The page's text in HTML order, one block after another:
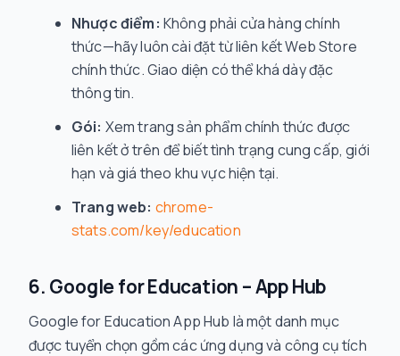
Nhược điểm: Không phải cửa hàng chính
thức—hãy luôn cài đặt từ liên kết Web Store
chính thức. Giao diện có thể khá dày đặc
thông tin.
Gói: Xem trang sản phẩm chính thức được
liên kết ở trên để biết tình trạng cung cấp, giới
hạn và giá theo khu vực hiện tại.
Trang web: chrome-
stats.com/key/education
6. Google for Education – App Hub
Google for Education App Hub là một danh mục
được tuyển chọn gồm các ứng dụng và công cụ tích